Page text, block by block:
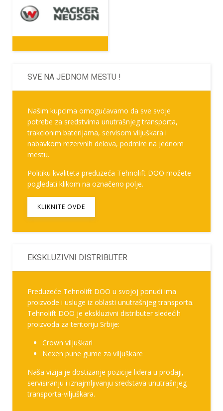
SVE NA JEDNOM MESTU !
Našim kupcima omogućavamo da sve svoje
potrebe za sredstvima unutrašnjeg transporta,
trakcionim baterijama, servisom viljuškara i
nabavkom rezervnih delova, podmire na jednom
mestu.
Politiku kvaliteta preduzeća Tehnolift DOO možete
pogledati klikom na označeno polje.
KLIKNITE OVDE
EKSKLUZIVNI DISTRIBUTER
Preduzeće Tehnolift DOO u svojoj ponudi ima
proizvode i usluge iz oblasti unutrašnjeg transporta.
Tehnolift DOO je ekskluzivni distributer sledećih
proizvoda za teritoriju Srbije:
Crown viljuškari
Nexen pune gume za viljuškare
Naša vizija je dostizanje pozicije lidera u prodaji,
servisiranju i iznajmljivanju sredstava unutrašnjeg
transporta-viljuškara.